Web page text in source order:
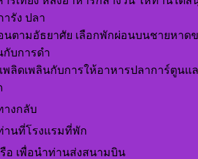
รัง ปลา
นตามอัธยาศัย เลือกพักผ่อนบนชายหาด
กับการดำ
พลิดเพลินกับการให้อาหารปลาการ์ตูนแ
างกลับ
านที่โรงแรมที่พัก
อ เพื่อนำท่านส่งสนามบิน